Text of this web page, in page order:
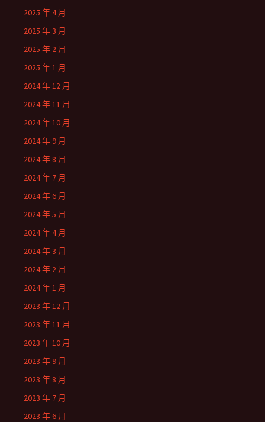
2025 年 4 月
2025 年 3 月
2025 年 2 月
2025 年 1 月
2024 年 12 月
2024 年 11 月
2024 年 10 月
2024 年 9 月
2024 年 8 月
2024 年 7 月
2024 年 6 月
2024 年 5 月
2024 年 4 月
2024 年 3 月
2024 年 2 月
2024 年 1 月
2023 年 12 月
2023 年 11 月
2023 年 10 月
2023 年 9 月
2023 年 8 月
2023 年 7 月
2023 年 6 月